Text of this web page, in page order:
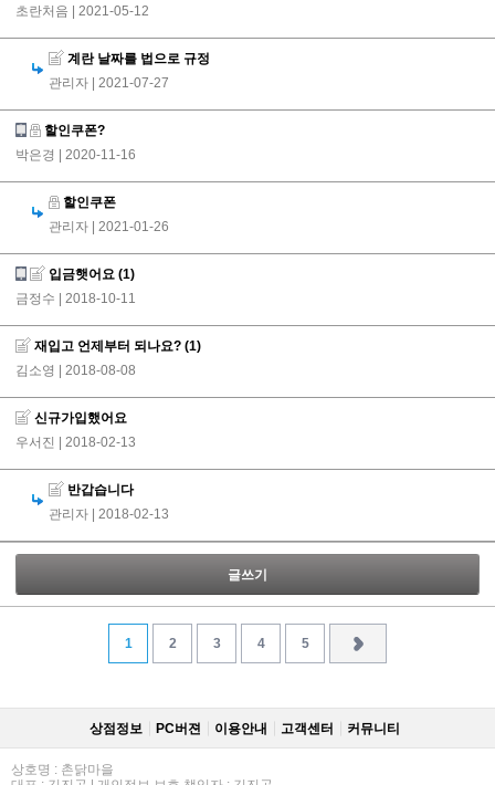
초란처음
| 2021-05-12
계란 날짜를 법으로 규정
관리자
| 2021-07-27
할인쿠폰?
박은경
| 2020-11-16
할인쿠폰
관리자
| 2021-01-26
입금햇어요 (1)
금정수
| 2018-10-11
재입고 언제부터 되나요? (1)
김소영
| 2018-08-08
신규가입했어요
우서진
| 2018-02-13
반갑습니다
관리자
| 2018-02-13
글쓰기
1 2 3 4 5
상점정보 PC버젼 이용안내 고객센터 커뮤니티
상호명 : 촌닭마을